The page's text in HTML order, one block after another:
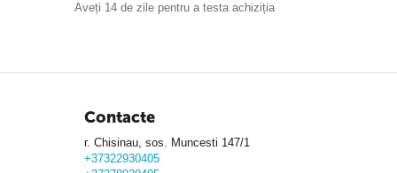
Aveți 14 de zile pentru a testa achiziția
Contacte
г. Chisinau, sos. Muncesti 147/1
+37322930405